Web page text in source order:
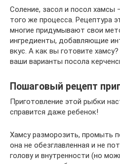
Соление, засол и посол хамсы
того же процесса. Рецептура
многие придумывают свои
ингредиенты, добавляющие
вкус. А как вы готовите
ваши варианты посола
Пошаговый рецепт
Приготовление этой рыбки
справится даже ребенок!
Хамсу разморозить, промыть
она не обезглавленная и не
голову и внутренности (но